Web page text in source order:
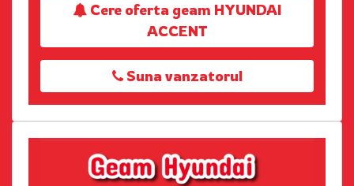
Cere oferta geam HYUNDAI
ACCENT
Suna vanzatorul